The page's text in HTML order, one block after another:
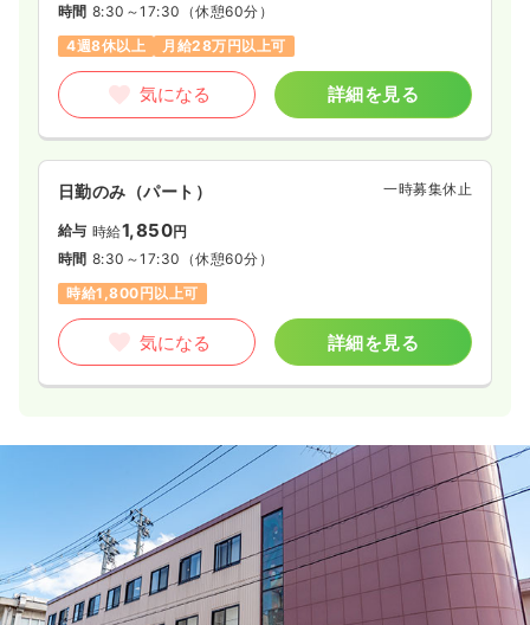
時間 8:30～17:30 （休憩60分）
4週8休以上
月給28万円以上可
気になる 詳細を見る
日勤のみ（パート） 一時募集休止
給与 時給1,850円
時間 8:30～17:30 （休憩60分）
時給1,800円以上可
気になる 詳細を見る